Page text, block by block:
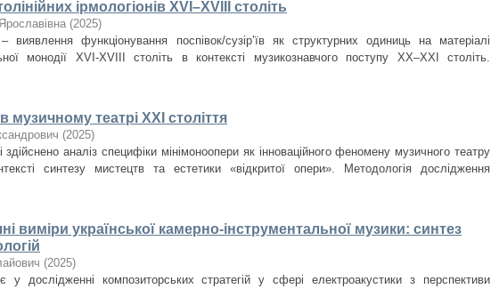
ірмологіонів XVI–XVIII століть
(2025)
виявлення функціонування поспівок/сузір’їв як структурних одиниць на матеріалі
монодії XVI-XVIII cтоліть в контексті музикознавчого поступу ХХ–ХХІ століть.
музичному театрі ХХІ століття
(2025)
здійснено аналіз специфіки мінімоноопери як інноваційного феномену музичного театру
синтезу мистецтв та естетики «відкритої опери». Методологія дослідження
виміри української камерно-інструментальної музики: синтез
(2025)
у дослідженні композиторських стратегій у сфері електроакустики з перспективи